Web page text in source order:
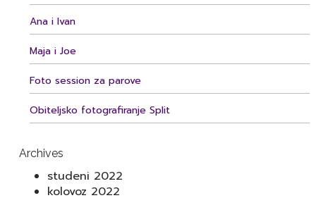
Ana i Ivan
Maja i Joe
Foto session za parove
Obiteljsko fotografiranje Split
Archives
studeni 2022
kolovoz 2022